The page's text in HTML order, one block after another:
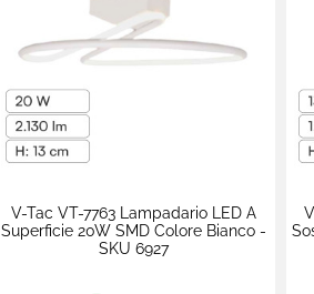
V-Tac VT-7763 Lampadario LED A
Superficie 20W SMD Colore Bianco -
SKU 6927